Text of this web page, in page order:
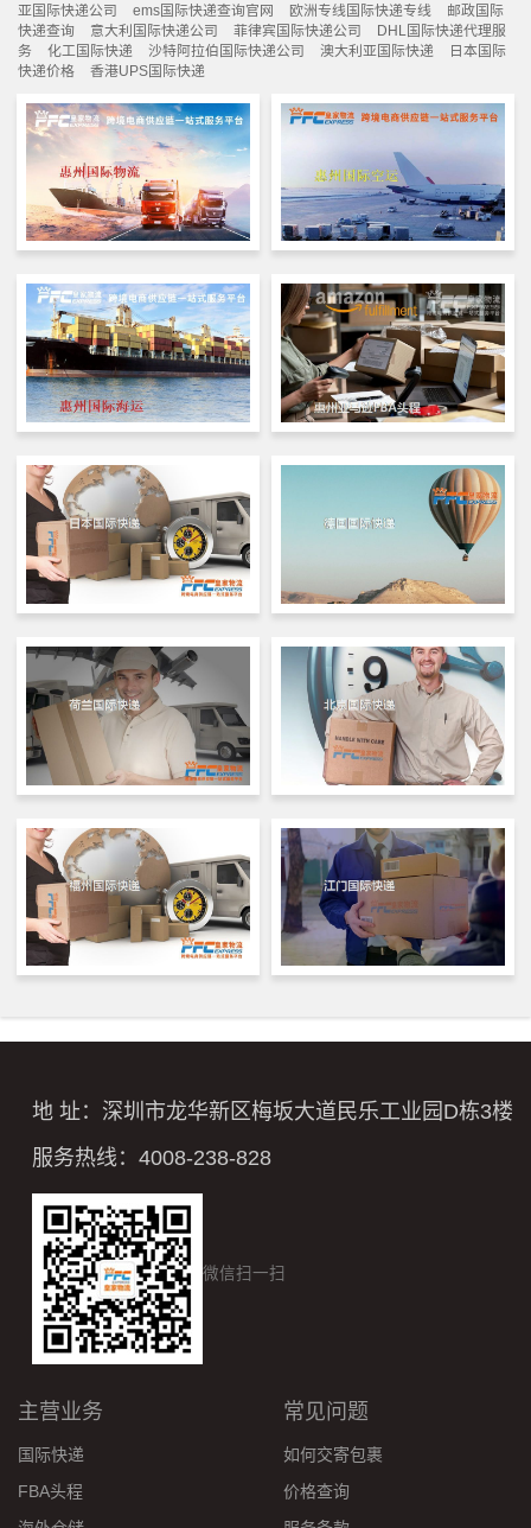
亚国际快递公司
ems国际快递查询官网 欧洲专线国际快递专线
邮政国际
快递查询
意大利国际快递公司 菲律宾国际快递公司
DHL国际快递代理服
务
化工国际快递 沙特阿拉伯国际快递公司 澳大利亚国际快递
日本国际
快递价格
香港UPS国际快递
地 址：深圳市龙华新区梅坂大道民乐工业园D栋3楼
服务热线：4008-238-828
微信扫一扫
主营业务
国际快递
FBA头程
常见问题
如何交寄包裹
价格查询